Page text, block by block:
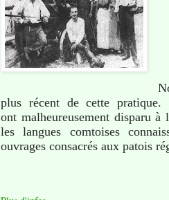
plus récent de cette
ont malheureusement disparu
les langues comtoises
ouvrages consacrés aux patois